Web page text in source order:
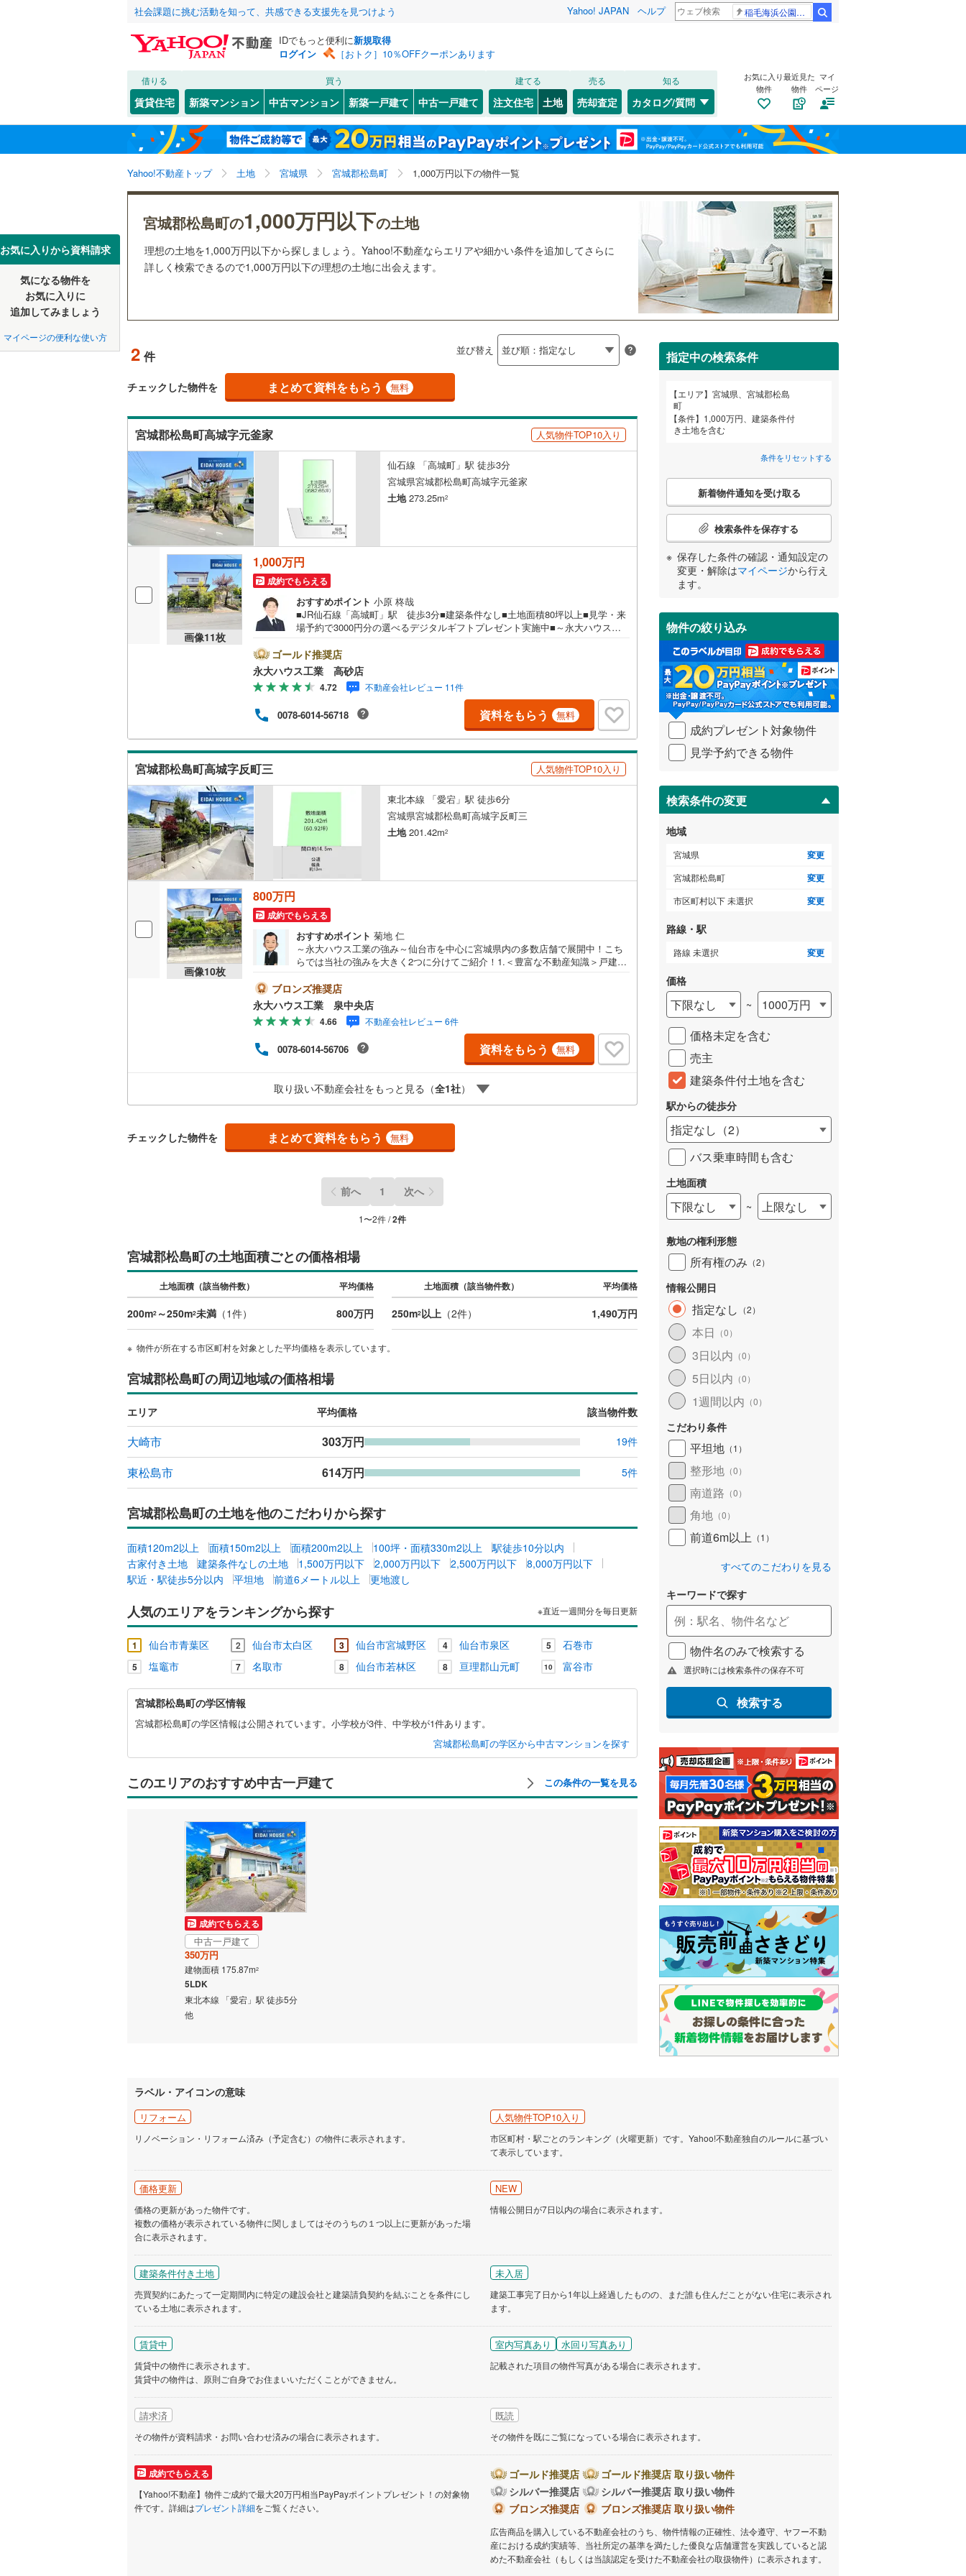
社会課題に挑む活動を知って、共感できる支援先を見つけよう Yahoo! JAPAN ヘルプ 稲毛海浜公園プール
IDでもっと便利に新規取得
ログイン
［おトク］10％OFFクーポンあります
借りる
賃貸住宅
買う
新築マンション 中古マンション 新築一戸建て 中古一戸建て
建てる
注文住宅 土地
売る
売却査定
知る
カタログ/質問
お気に入り
物件
最近見た
物件
マイ
ページ
Yahoo!不動産トップ 土地 宮城県 宮城郡松島町 1,000万円以下の物件一覧
お気に入りから資料請求
気になる物件を
お気に入りに
追加してみましょう
マイページの便利な使い方
宮城郡松島町の1,000万円以下の土地
理想の土地を1,000万円以下から探しましょう。Yahoo!不動産ならエリアや細かい条件を追加してさらに
詳しく検索できるので1,000万円以下の理想の土地に出会えます。
2 件 並び替え
チェックした物件を まとめて資料をもらう 無料
宮城郡松島町高城字元釜家 人気物件TOP10入り
仙石線 「高城町」駅 徒歩3分
宮城県宮城郡松島町高城字元釜家
土地273.25m2
画像11枚
1,000万円
成約でもらえる
おすすめポイント 小原 柊哉
■JR仙石線「高城町」駅 徒歩3分■建築条件なし■土地面積80坪以上■見学・来
場予約で3000円分の選べるデジタルギフトプレゼント実施中■～永大ハウス工
みを大きく2つに分けてご紹介！1.＜豊富な不動産知識＞戸建・マンション・土
地...と種別を問わず不動産を取り扱っております。更に教育施設や商業施設、
子育て環境や行政などの地域情報を総合し、お客様により良い物件選びをして
頂けるよう、しっかりとサポートさせて頂きます。2.＜経験豊富なスタッフ＞
当社では【購入】【売却】【引っ越し】【リフォーム】など住宅に関する様々
なご質問はもちろん、ご購入時に気になる住宅ローン各種税金についても、誠
心誠意ご説明させて頂きます。各店舗ではキッズスペースも完備！お子様連れ
のご家族様で是非お越しください。営業時間:10:00～18:00（定休日火・水曜日
※店舗により変動あり）現地のご案内も可能ですので、どうぞお気軽にお問い合
ゴールド推奨店
永大ハウス工業 高砂店
4.72 不動産会社レビュー 11件
0078-6014-56718 資料をもらう 無料
宮城郡松島町高城字反町三 人気物件TOP10入り
東北本線 「愛宕」駅 徒歩6分
宮城県宮城郡松島町高城字反町三
土地201.42m2
画像10枚
800万円
成約でもらえる
おすすめポイント 菊地 仁
～永大ハウス工業の強み～仙台市を中心に宮城県内の多数店舗で展開中！こち
らでは当社の強みを大きく2つに分けてご紹介！1.＜豊富な不動産知識＞戸建・
設や商業施設、子育て環境や行政などの地域情報を総合し、お客様により良い
物件選びをして頂けるよう、しっかりとサポートさせて頂きます。2.＜経験豊
富なスタッフ＞当社では【購入】【売却】【引っ越し】【リフォーム】など住
宅に関する様々なご質問はもちろん、ご購入時に気になる住宅ローン各種税金
についても、誠心誠意ご説明させて頂きます。各店舗ではキッズスペースも完
備！お子様連れのご家族様で是非お越しください。営業時間:10:00～18:00（定
休日火・水曜日※店舗により変動あり）現地のご案内も可能ですので、どうぞお
ブロンズ推奨店
永大ハウス工業 泉中央店
4.66 不動産会社レビュー 6件
0078-6014-56706 資料をもらう 無料
取り扱い不動産会社をもっと見る（全1社）
チェックした物件を まとめて資料をもらう 無料
前へ 1 次へ
1〜2件 /2件
宮城郡松島町の土地面積ごとの価格相場
土地面積（該当物件数） 平均価格 土地面積（該当物件数） 平均価格
200m2 ～250m2未満 （1件） 800万円 250m2以上（2件） 1,490万円
物件が所在する市区町村を対象とした平均価格を表示しています。
宮城郡松島町の周辺地域の価格相場
エリア 平均価格 該当物件数
大崎市 303万円 19件
東松島市 614万円 5件
宮城郡松島町の土地を他のこだわりから探す
面積120m2以上 面積150m2以上 面積200m2以上 100坪・面積330m2以上
駅徒歩10分以内
古家付き土地
建築条件なしの土地 1,500万円以下 2,000万円以下 2,500万円以下
8,000万円以下
駅近・駅徒歩5分以内
平坦地 前道6メートル以上 更地渡し
人気のエリアをランキングから探す ※直近一週間分を毎日更新
1 仙台市青葉区 2 仙台市太白区 3 仙台市宮城野区 4 仙台市泉区 5 石巻市
5 塩竈市 7 名取市 8 仙台市若林区 8 亘理郡山元町 10 富谷市
宮
城
郡
に
関
宮城郡松島町の学区情報
宮城郡松島町の学区情報は公開されています。小学校が3件、中学校が1件あります。
宮城郡松島町の学区から中古マンションを探す
このエリアのおすすめ中古一戸建て この条件の一覧を見る
成約でもらえる
中古一戸建て
350万円
建物面積 175.87m2
5LDK
東北本線 「愛宕」駅 徒歩5分
他
指定中の検索条件
エリア
宮城県、宮城郡松島
町
条件
1,000万円、建築条件付
き土地を含む
条件をリセットする
こ
検
条
件
受
け
取
る
・
条
件
を
イ
ペ
ジ
に
保
存
す
る
新着物件通知を受け取る
検索条件を保存する
保存した条件の確認・通知設定の
変更・解除はマイページから行え
ます。
物件の絞り込み
成約プレゼント対象物件
見学予約できる物件
検索条件の変更
地域
宮城県 変更
宮城郡松島町 変更
市区町村以下 未選択 変更
路線・駅
路線 未選択 変更
価格
下限なし ~
1000万円
価格未定を含む
売主
建築条件付土地を含む
駅からの徒歩分
指定なし （2）
バス乗車時間も含む
土地面積
下限なし ~ 上限なし
敷地の権利形態
所有権のみ （2）
情報公開日
指定なし （2）
本日 （0）
3日以内 （0）
5日以内 （0）
1週間以内 （0）
こだわり条件
平坦地 （1 ）
整形地 （0）
南道路 （0）
角地 （0）
前道6m以上 （1 ）
すべてのこだわりを見る
キーワードで探す
物件名のみで検索する
選択時には検索条件の保存不可
検索する
ラベル・アイコンの意味
リフォーム
リノベーション・リフォーム済み（予定含む）の物件に表示されます。
人気物件TOP10入り
市区町村・駅ごとのランキング（火曜更新）です。Yahoo!不動産独自のルールに基づい
て表示しています。
価格更新
価格の更新があった物件です。
複数の価格が表示されている物件に関しましてはそのうちの１つ以上に更新があった場
合に表示されます。
NEW
情報公開日が7日以内の場合に表示されます。
建築条件付き土地
売買契約にあたって一定期間内に特定の建設会社と建築請負契約を結ぶことを条件にし
ている土地に表示されます。
未入居
建築工事完了日から1年以上経過したものの、まだ誰も住んだことがない住宅に表示され
ます。
賃貸中
賃貸中の物件に表示されます。
賃貸中の物件は、原則ご自身でお住まいいただくことができません。
室内写真あり 水回り写真あり
記載された項目の物件写真がある場合に表示されます。
請求済
その物件が資料請求・お問い合わせ済みの場合に表示されます。
既読
その物件を既にご覧になっている場合に表示されます。
成約でもらえる
【Yahoo!不動産】物件ご成約で最大20万円相当PayPayポイントプレゼント！の対象物
件です。詳細はプレゼント詳細をご覧ください。
ゴールド推奨店
ゴールド推奨店 取り扱い物件
シルバー推奨店
シルバー推奨店 取り扱い物件
ブロンズ推奨店
ブロンズ推奨店 取り扱い物件
広告商品を購入している不動産会社のうち、物件情報の正確性、法令遵守、ヤフー不動
産における成約実績等、当社所定の基準を満たした優良な店舗運営を実践していると認
めた不動産会社（もしくは当該認定を受けた不動産会社の取扱物件）に表示されます。
北海道 北海道
東北 青森 岩手 宮城 秋田 山形 福島
関東 東京 神奈川 埼玉 千葉
長野
東海 愛知 岐阜 静岡 三重
和歌山
中国 鳥取 島根 岡山 広島 山口
高知
福岡 佐賀 長崎 鹿児島 沖縄
該当物件0件 この条件で検索する 条件をリセットする
仙台市 青葉区(27) 宮城野区(0) 若林区(1)
太白区(21) 泉区(5)
宮城県のそのほ
石巻市(30) 塩竈市(20) 気仙沼市(1)
白石市(1 ) (4)
多賀城市(3 岩沼市( 9) 登米市
)
栗原市(9) 大崎市(19)
刈田郡七ヶ宿町(0)
伊具郡丸森町 (2) 亘理郡亘理町(10)
亘理郡山元町(5)
黒川郡大郷町 (2
黒川郡大衡村
加美郡色麻町(0) 加美郡加美町
遠田郡涌谷町
遠田郡美里町
本吉郡南三陸町
該当物件0件 この条件で検索する 条件をリセットする
高城(2)
該当物件0件 この条件で検索する 条件をリセットする
JR 東北本線(1) 常磐線(0) 仙山線(0)
仙石線(1) 石巻線(0) 気仙沼線(0)
大船渡線(0) 陸羽東線(0) 東北新幹線(0)
秋田新幹線
0)
仙台市地下鉄南北線(0)
私鉄・その他 阿武隈急行 ( ) 仙台空港アクセス線(0 )
該当物件0件 この条件で検索する 条件をリセットする
該当物件0件 この条件で検索する 条件をリセットする
こだわり条件 配置、向き、建ち方、日当たり
前道6m以上（1） 角地（0） 南道路（0）
平坦地（1） 整形地（0） 古家あり（1）
販売、価格、契約、入居関連など
更地渡し（1）
立地
小学校まで1km以内（0）
オンライン対応
IT重説可（1 ）
オンライン対応とは？
該当物件0件 この条件で検索する 条件をリセットする
検索条件を保存しました
この検索条件の新着物件通知は、 マイページから設定できます。
保存した条件を見る
宮城県、宮城郡松島町、1,000万円、建築条件付き土地
を含む
検索条件を保存する
閉じる お気に入りリストを見る
閉じる
閉じる お気に入りリストを見る
閉じる